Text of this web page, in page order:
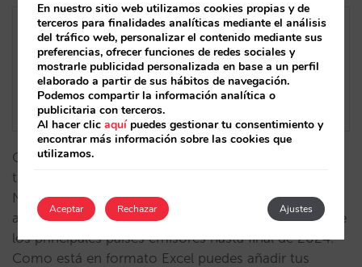
Queremos que estés informado de los eventos que
tendrán lugar en Madrid en los próximos meses.
Nuestro calendario de demanda recoge los
acontecimientos más relevantes, tus festivos y los de
los principales países emisores hasta final de 2024.
Como está en formato Excel puedes añadir tus
En nuestro sitio web utilizamos cookies propias y de
terceros para finalidades analíticas mediante el análisis
del tráfico web, personalizar el contenido mediante sus
preferencias, ofrecer funciones de redes sociales y
mostrarle publicidad personalizada en base a un perfil
elaborado a partir de sus hábitos de navegación.
Podemos compartir la información analítica o
publicitaria con terceros.
Al hacer clicaquípuedes gestionar tu consentimiento y
encontrar más información sobre las cookies que
utilizamos.
Aceptar Ajustes
Rechazar